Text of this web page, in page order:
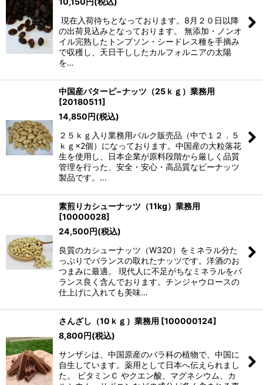
現在入荷待ちとなっております。8月２０日以降
の出荷見込みとなっております。 無添加・ノンオ
イル完熟したトンプソン・シードレス種を手摘み
で収穫し、天日干ししたカルフォルニアの太陽
を…
中国産バターピ−ナッツ（25ｋｇ）業務用
[20180511]
14,850円(税込)
２５ｋｇ入り業務用バルク販売品（中で１２．５
ｋｇ×2個）になっております。中国産の大粒落花
生を使用し、日本企業が原料段階から厳しく品質
管理を行った、安全・安心・高品質なピーナッツ
製品です。…
素煎りカシューナッツ（11kg）業務用
[10000028]
24,500円(税込)
良質のカシューナッツ（W320）をミネラル分た
っぷりでバランスの取れたナッツです。洋酒のお
つまみに最適。 現代人に不足がちなミネラルをバ
ランス良く含んでおります。チンジャウロースの
仕上げに入れても美味…
さんざし（10ｋｇ）業務用 [100000124]
8,800円(税込)
サンザシは、中国原産のバラ科の植物で、中国に
自生しています。薬用として日本へ伝えられまし
た。 ビタミンＣ やクエン酸、マグネシウム、カ